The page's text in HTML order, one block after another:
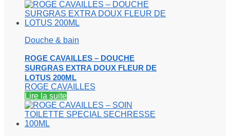
Douche & bain
ROGE CAVAILLES – DOUCHE
SURGRAS EXTRA DOUX FLEUR DE
LOTUS 200ML
ROGE CAVAILLES
Lire la suite